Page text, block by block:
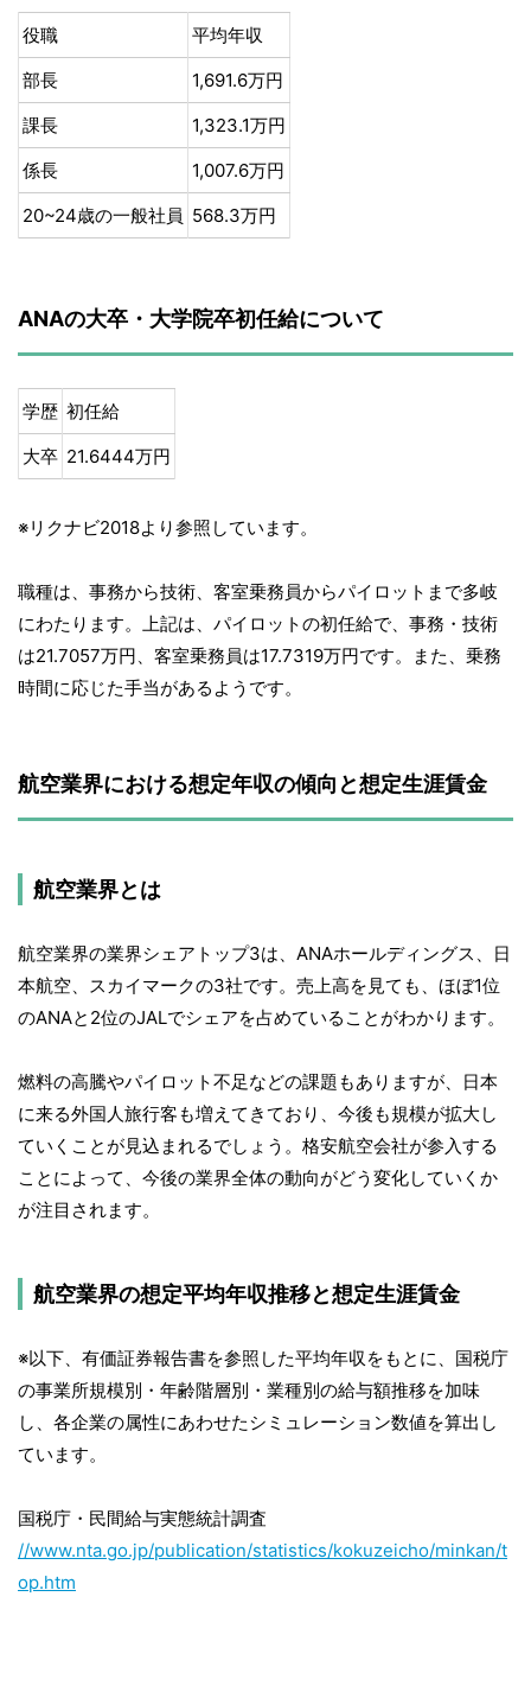
役職
平均年収
部長
1,691.6万円
課長
1,323.1万円
係長
1,007.6万円
20~24歳の一般社員 568.3万円
ANAの大卒・大学院卒初任給について
学歴 初任給
大卒 21.6444万円
※リクナビ2018より参照しています。
職種は、事務から技術、客室乗務員からパイロットまで多岐
にわたります。上記は、パイロットの初任給で、事務・技術
は21.7057万円、客室乗務員は17.7319万円です。また、乗務
時間に応じた手当があるようです。
航空業界における想定年収の傾向と想定生涯賃金
航空業界とは
航空業界の業界シェアトップ3は、ANAホールディングス、日
本航空、スカイマークの3社です。売上高を見ても、ほぼ1位
のANAと2位のJALでシェアを占めていることがわかります。
燃料の高騰やパイロット不足などの課題もありますが、日本
に来る外国人旅行客も増えてきており、今後も規模が拡大し
ていくことが見込まれるでしょう。格安航空会社が参入する
ことによって、今後の業界全体の動向がどう変化していくか
が注目されます。
航空業界の想定平均年収推移と想定生涯賃金
※以下、有価証券報告書を参照した平均年収をもとに、国税庁
の事業所規模別・年齢階層別・業種別の給与額推移を加味
し、各企業の属性にあわせたシミュレーション数値を算出し
ています。
国税庁・民間給与実態統計調査
//www.nta.go.jp/publication/statistics/kokuzeicho/minkan/t
op.htm